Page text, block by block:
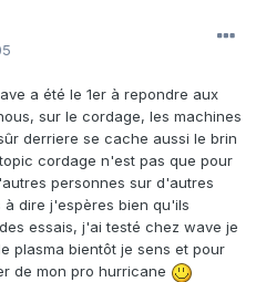
a été le 1er à repondre aux
sur le cordage, les machines
derriere se cache aussi le brin
cordage n'est pas que pour
personnes sur d'autres
dire j'espères bien qu'ils
essais, j'ai testé chez wave je
plasma bientôt je sens et pour
de mon pro hurricane